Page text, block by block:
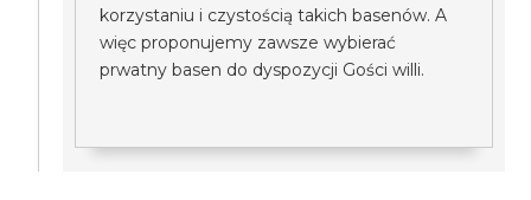
korzystaniu i czystością takich basenów. A
więc proponujemy zawsze wybierać
prwatny basen do dyspozycji Gości willi.